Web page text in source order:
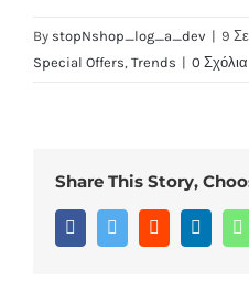
By stopNshop_log_a_dev | 9
Special Offers, Trends | 0 Σχόλια
Share This Story,
FacebookTwitter Reddit